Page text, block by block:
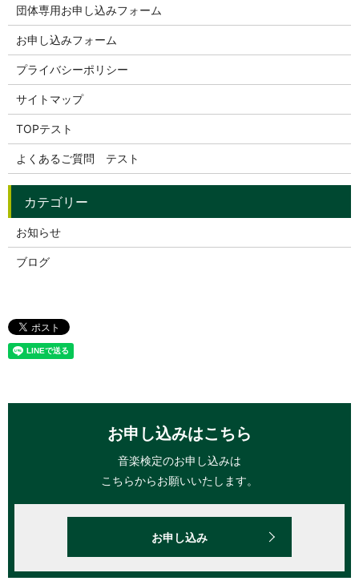
団体専用お申し込みフォーム
お申し込みフォーム
プライバシーポリシー
サイトマップ
TOPテスト
よくあるご質問 テスト
お知らせ
ブログ
お申し込みはこちら
音楽検定のお申し込みは
こちらからお願いいたします。
お申し込み